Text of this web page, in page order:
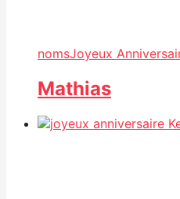
nomsJoyeux
Mathias